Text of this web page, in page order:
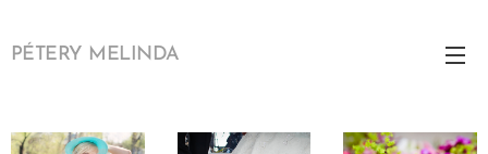
PÉTERY MELINDA